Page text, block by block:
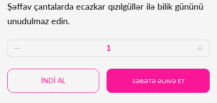
Şəffav çantalarda ecazkar qızılgüllər ilə bilik gününü
unudulmaz edin.
İNDİ AL SƏBƏTƏ ƏLAVƏ ET